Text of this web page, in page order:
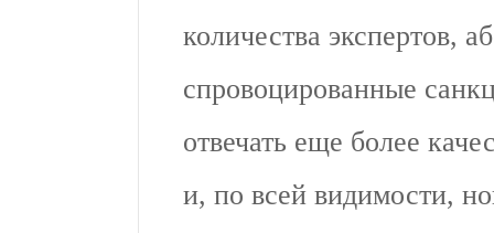
количества экспертов,
спровоцированные
отвечать еще более
и, по всей видимости,